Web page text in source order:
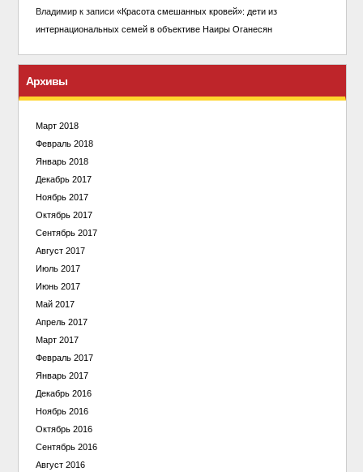
Владимирк записи «Красота смешанных кровей»: дети из
интернациональных семей в объективе Наиры Оганесян
Архивы
Март 2018
Февраль 2018
Январь 2018
Декабрь 2017
Ноябрь 2017
Октябрь 2017
Сентябрь 2017
Август 2017
Июль 2017
Июнь 2017
Май 2017
Апрель 2017
Март 2017
Февраль 2017
Январь 2017
Декабрь 2016
Ноябрь 2016
Октябрь 2016
Сентябрь 2016
Август 2016